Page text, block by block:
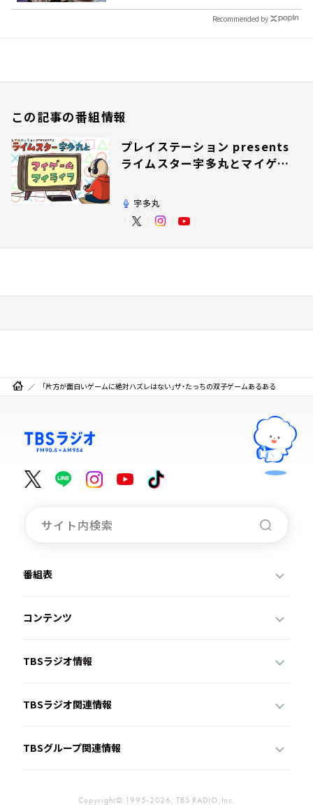
Recommended by
この記事の番組情報
プレイステーション presents
ライムスター宇多丸とマイゲー
宇多丸
「片方が面白いゲームに絶対ハズレはない」ザ・たっちの双子ゲームあるある
番組表
コンテンツ
TBSラジオ情報
TBSラジオ関連情報
TBSグループ関連情報
Copyright© 1995-2026, TBS RADIO,Inc.